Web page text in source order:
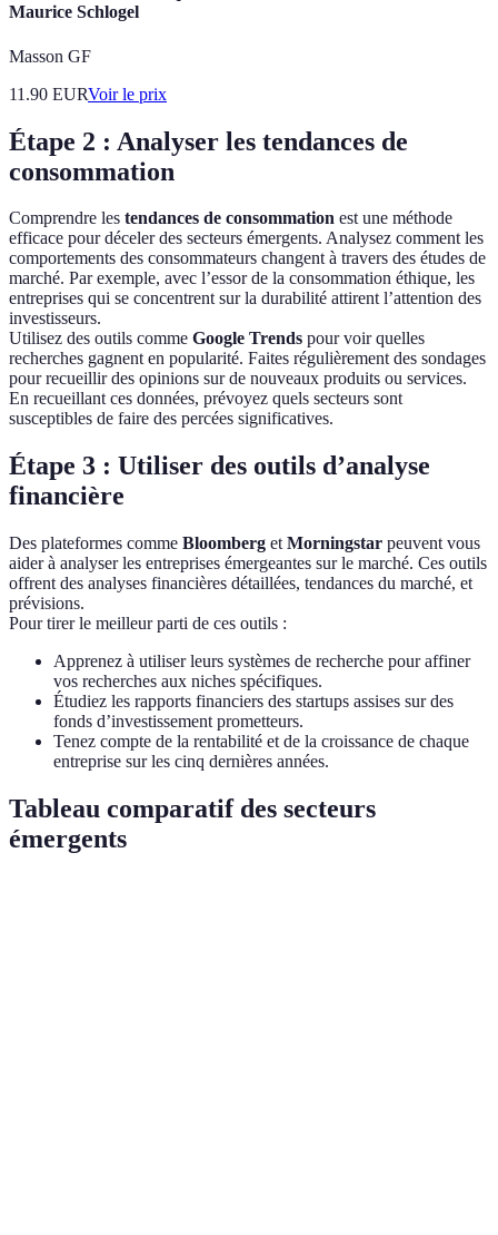
Maurice Schlogel
Masson GF
11.90 EURVoir le prix
Étape 2 : Analyser les tendances de
consommation
Comprendre les tendances de consommation est une méthode
efficace pour déceler des secteurs émergents. Analysez comment les
comportements des consommateurs changent à travers des études de
marché. Par exemple, avec l’essor de la consommation éthique, les
entreprises qui se concentrent sur la durabilité attirent l’attention des
investisseurs.
Utilisez des outils comme Google Trends pour voir quelles
recherches gagnent en popularité. Faites régulièrement des sondages
pour recueillir des opinions sur de nouveaux produits ou services.
En recueillant ces données, prévoyez quels secteurs sont
susceptibles de faire des percées significatives.
Étape 3 : Utiliser des outils d’analyse
financière
Des plateformes comme Bloomberg et Morningstar peuvent vous
aider à analyser les entreprises émergeantes sur le marché. Ces outils
offrent des analyses financières détaillées, tendances du marché, et
prévisions.
Pour tirer le meilleur parti de ces outils :
Apprenez à utiliser leurs systèmes de recherche pour affiner
vos recherches aux niches spécifiques.
Étudiez les rapports financiers des startups assises sur des
fonds d’investissement prometteurs.
Tenez compte de la rentabilité et de la croissance de chaque
entreprise sur les cinq dernières années.
Tableau comparatif des secteurs
émergents